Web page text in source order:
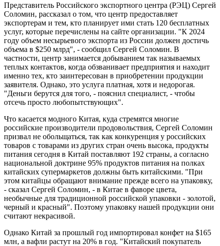
Представитель Российского экспортного центра (РЭЦ) Сергей
Соломин, рассказал о том, что центр предоставляет
экспортерам и тем, кто планирует ими стать 120 бесплатных
услуг, которые перечислены на сайте организации. "К 2024
году объем несырьевого экспорта из России должен достичь
объема в $250 млрд", - сообщил Сергей Соломин. В
частности, центр занимается добыванием так называемых
теплых контактов, когда обзванивает предприятия и находит
именно тех, кто заинтересован в приобретении продукции
заявителя. Однако, это услуга платная, хотя и недорогая.
"Деньги берутся для того, - пояснил специалист, - чтобы
отсечь просто любопытствующих".
Что касается модного Китая, куда стремятся многие
российские производители продовольствия, Сергей Соломин
призвал не обольщаться, так как конкуренция у российских
товаров с товарами из других стран очень высока, продукты
питания сегодня в Китай поставляют 192 страны, а согласно
национальной доктрине 95% продуктов питания на полках
китайских супермаркетов должны быть китайскими. "При
этом китайцы обращают внимание прежде всего на упаковку,
- сказал Сергей Соломин, - в Китае в фаворе цвета,
необычные для традиционной российской упаковки - золотой,
черный и красный". Поэтому упаковку нашей продукции они
считают некрасивой.
Однако Китай за прошлый год импортировал конфет на $165
млн, а вафли растут на 20% в год. "Китайский покупатель